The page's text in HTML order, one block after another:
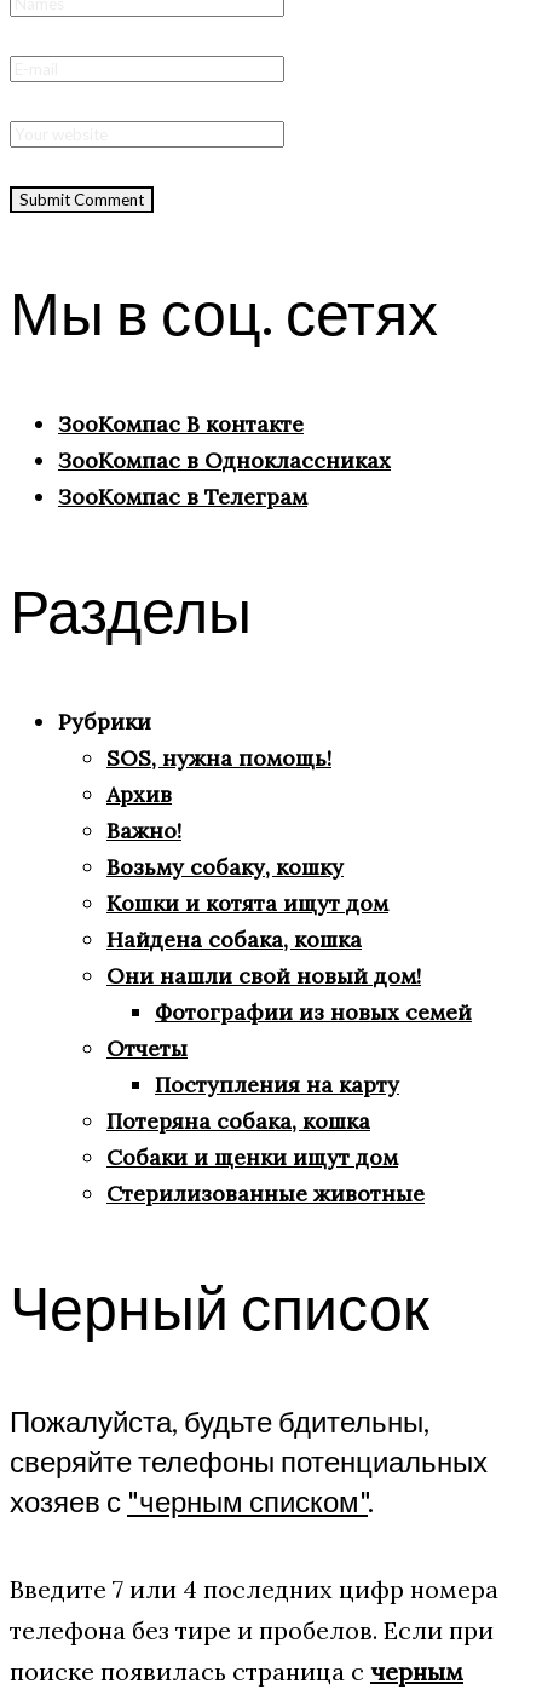
Мы в соц. сетях
ЗооКомпас В контакте
ЗооКомпас в Одноклассниках
ЗооКомпас в Телеграм
Разделы
Рубрики
SOS, нужна помощь!
Архив
Важно!
Возьму собаку, кошку
Кошки и котята ищут дом
Найдена собака, кошка
Они нашли свой новый дом!
Фотографии из новых семей
Отчеты
Поступления на карту
Потеряна собака, кошка
Собаки и щенки ищут дом
Стерилизованные животные
Черный список
Пожалуйста, будьте бдительны,
сверяйте телефоны потенциальных
хозяев с "черным списком".
Введите 7 или 4 последних цифр номера
телефона без тире и пробелов. Если при
поиске появилась страница с черным